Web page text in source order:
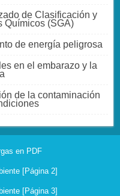
de Clasificación y
Químicos (SGA)
de energía peligrosa
en el embarazo y la
de la contaminación
en PDF
[Página 2]
[Página 3]